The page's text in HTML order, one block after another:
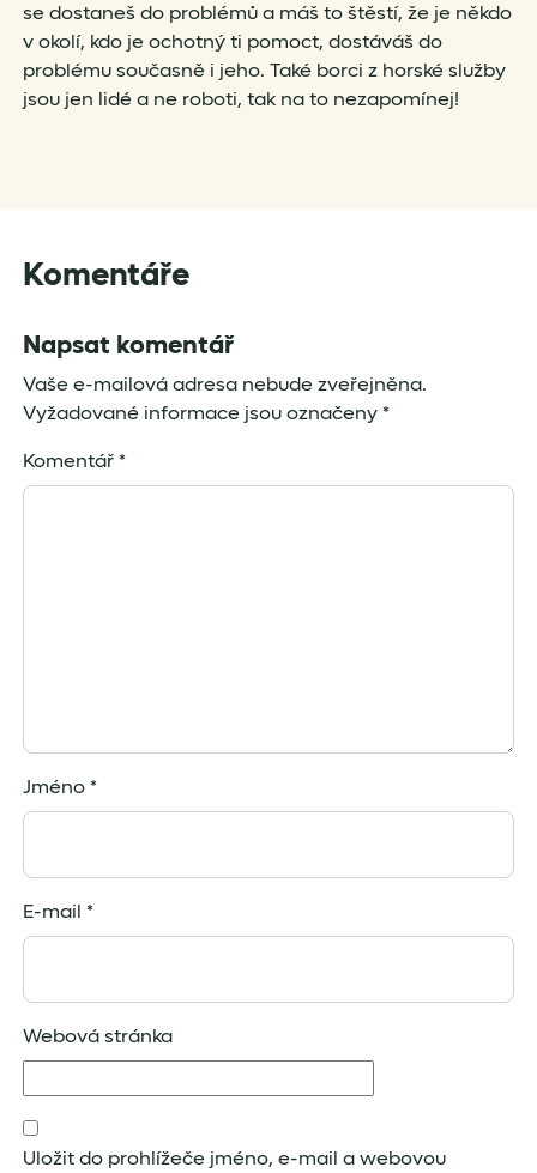
se dostaneš do problémů a máš to štěstí, že je někdo
v okolí, kdo je ochotný ti pomoct, dostáváš do
problému současně i jeho. Také borci z horské služby
jsou jen lidé a ne roboti, tak na to nezapomínej!
Komentáře
Napsat komentář
Vaše e-mailová adresa nebude zveřejněna.
Vyžadované informace jsou označeny*
Komentář*
Jméno*
E-mail *
Webová stránka
Uložit do prohlížeče jméno, e-mail a webovou